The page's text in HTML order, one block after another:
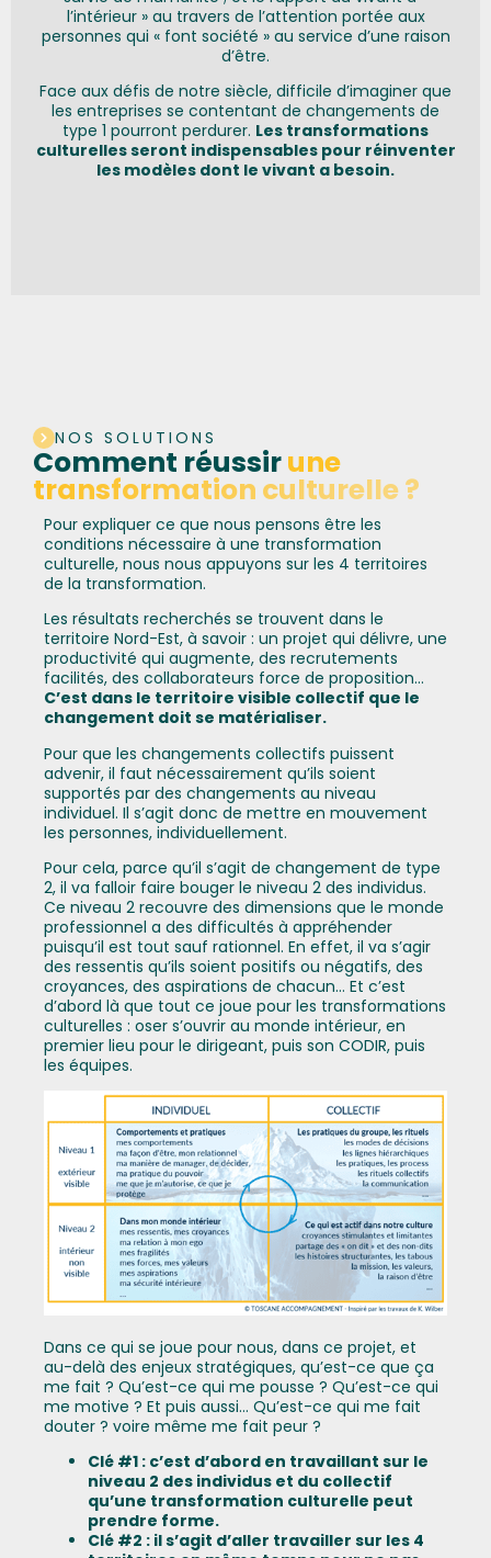
l’intérieur » au travers de l’attention portée aux
personnes qui « font société » au service d’une raison
d’être.
Face aux défis de notre siècle, difficile d’imaginer que
les entreprises se contentant de changements de
type 1 pourront perdurer. Les transformations
culturelles seront indispensables pour réinventer
les modèles dont le vivant a besoin.
NOS SOLUTIONS
Comment réussirune
transformation culturelle ?
Pour expliquer ce que nous pensons être les
conditions nécessaire à une transformation
culturelle, nous nous appuyons sur les 4 territoires
de la transformation.
Les résultats recherchés se trouvent dans le
territoire Nord-Est, à savoir : un projet qui délivre, une
productivité qui augmente, des recrutements
facilités, des collaborateurs force de proposition…
C’est dans le territoire visible collectif que le
changement doit se matérialiser.
Pour que les changements collectifs puissent
advenir, il faut nécessairement qu’ils soient
supportés par des changements au niveau
individuel. Il s’agit donc de mettre en mouvement
les personnes, individuellement.
Pour cela, parce qu’il s’agit de changement de type
2, il va falloir faire bouger le niveau 2 des individus.
Ce niveau 2 recouvre des dimensions que le monde
professionnel a des difficultés à appréhender
puisqu’il est tout sauf rationnel. En effet, il va s’agir
des ressentis qu’ils soient positifs ou négatifs, des
croyances, des aspirations de chacun… Et c’est
d’abord là que tout ce joue pour les transformations
culturelles : oser s’ouvrir au monde intérieur, en
premier lieu pour le dirigeant, puis son CODIR, puis
les équipes.
Dans ce qui se joue pour nous, dans ce projet, et
au-delà des enjeux stratégiques, qu’est-ce que ça
me fait ? Qu’est-ce qui me pousse ? Qu’est-ce qui
me motive ? Et puis aussi… Qu’est-ce qui me fait
douter ? voire même me fait peur ?
Clé #1 : c’est d’abord en travaillant sur le
niveau 2 des individus et du collectif
qu’une transformation culturelle peut
prendre forme.
Clé #2 : il s’agit d’aller travailler sur les 4